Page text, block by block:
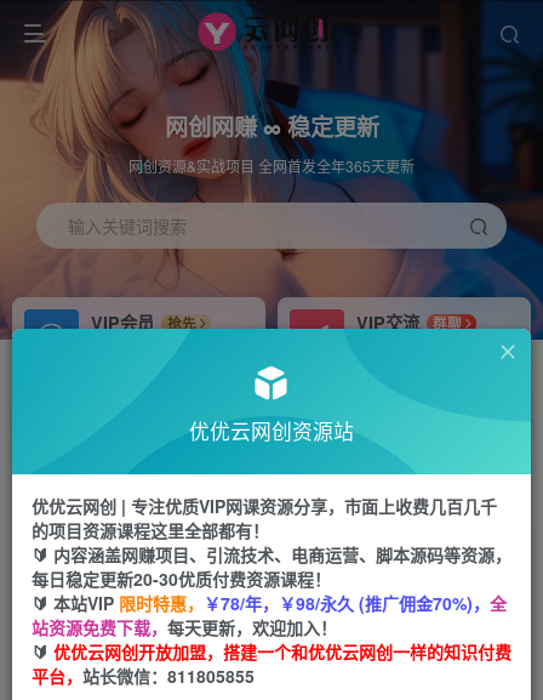
网创网赚 ∞ 稳定更新
网创资源&实战项目 全网首发全年365天更新
输入关键词搜索
VIP会员
抢先
免费下载全站资源
VIP交流
群聊
研究探讨更多创业项目路子。
站长V：hu91275
推荐
首页 冒泡网 正文
外面收费1980的小红书商单保姆级教程，单号月
入2k，矩阵操作轻松月入过万
优优云网创
2年前发布
关注 私信
优优云网创资源站
优优云网创 | 专注优质VIP网课资源分享，市面上收费几百几千
的项目资源课程这里全部都有！
🔰 内容涵盖网赚项目、引流技术、电商运营、脚本源码等资源，
每日稳定更新20-30优质付费资源课程！
🔰 本站VIP 限时特惠， ￥78/年，￥98/永久 (推广佣金70%)， 全
站资源免费下载， 每天更新，欢迎加入！
🔰 优优云网创开放加盟，搭建一个和优优云网创一样的知识付费
平台， 站长微信：811805855